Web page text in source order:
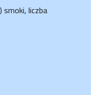
smoki, liczba